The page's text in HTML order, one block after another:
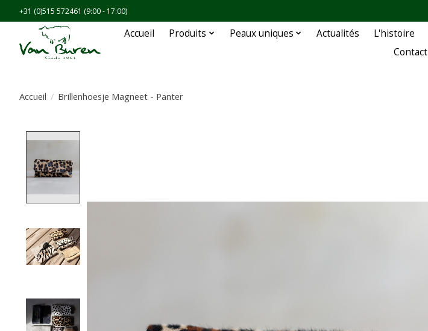
+31 (0)515 572461 (9:00 - 17:00)
Accueil Produits Peaux uniques Actualités L'histoire
Contact
Accueil / Brillenhoesje Magneet - Panter